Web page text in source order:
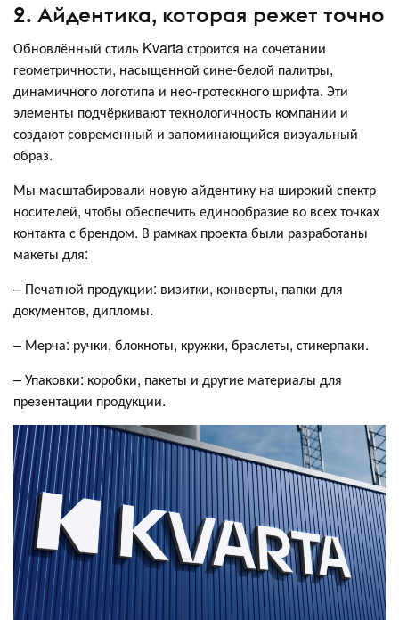
2. Айдентика, которая режет точно
Обновлённый стиль Kvarta строится на сочетании
геометричности, насыщенной сине-белой палитры,
динамичного логотипа и нео-гротескного шрифта. Эти
элементы подчёркивают технологичность компании и
создают современный и запоминающийся визуальный
образ.
Мы масштабировали новую айдентику на широкий спектр
носителей, чтобы обеспечить единообразие во всех точках
контакта с брендом. В рамках проекта были разработаны
макеты для:
– Печатной продукции: визитки, конверты, папки для
документов, дипломы.
– Мерча: ручки, блокноты, кружки, браслеты, стикерпаки.
– Упаковки: коробки, пакеты и другие материалы для
презентации продукции.